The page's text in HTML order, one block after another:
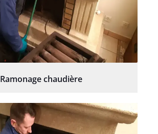
Ramonage chaudière